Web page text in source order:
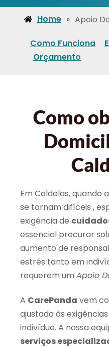
Home » Apoio
Como Funciona
Orçamento
Como
Em Caldelas, quando
se tornam difíceis ,
exigência de
essencial procurar
aumento de
estrés tanto em
requerem um Apoio
A CarePanda vem
ajustada às
indivíduo. A nossa
serviços